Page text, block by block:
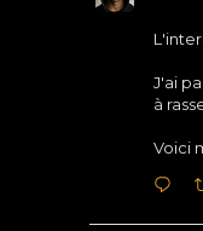
J'ai
à
Voici